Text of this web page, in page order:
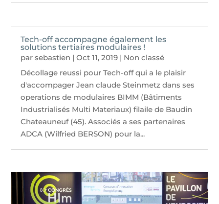
Tech-off accompagne également les
solutions tertiaires modulaires !
parsebastien |Oct 11, 2019 | Non classé
Décollage reussi pour Tech-off qui a le plaisir
d'accompager Jean claude Steinmetz dans ses
operations de modulaires BIMM (Bâtiments
Industrialisés Multi Materiaux) filaile de Baudin
Chateauneuf (45). Associés a ses partenaires
ADCA (Wilfried BERSON) pour la...